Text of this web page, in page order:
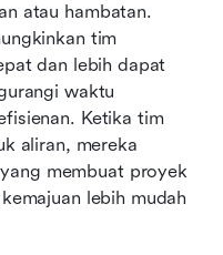
atau hambatan.
tim
dan lebih dapat
waktu
Ketika tim
aliran, mereka
membuat proyek
lebih mudah